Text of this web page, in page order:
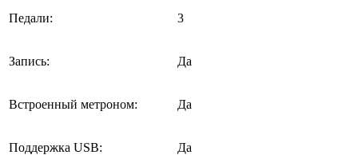
Педали: 3
Запись: Да
Встроенный метроном: Да
Поддержка USB: Да